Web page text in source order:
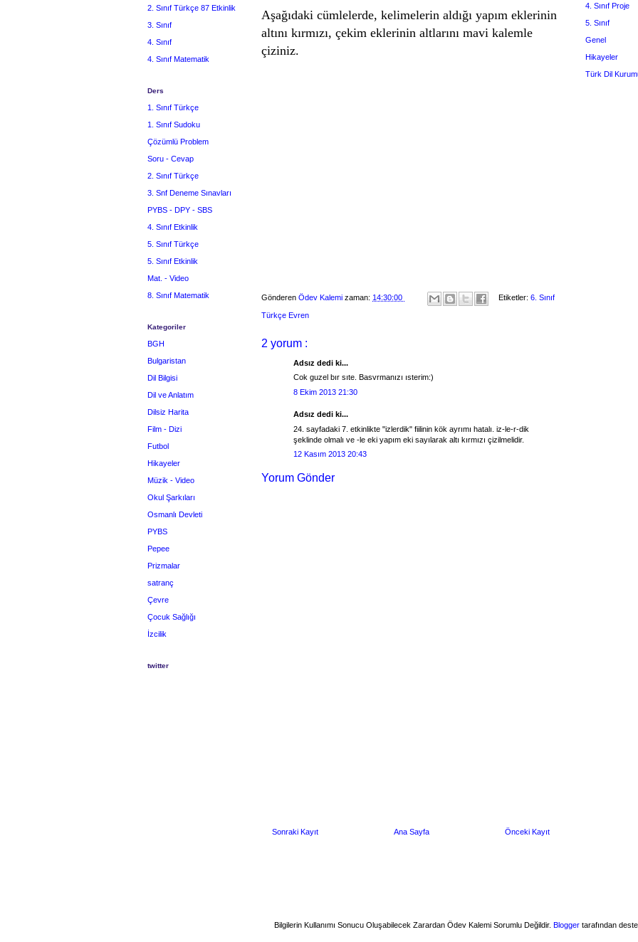
Aşağıdaki cümlelerde, kelimelerin aldığı yapım eklerinin
altını kırmızı, çekim eklerinin altlarını mavi kalemle
çiziniz.
Gönderen Ödev Kalemi zaman: 14:30:00 Etiketler: 6. Sınıf
Türkçe Evren
2 yorum :
Adsız dedi ki...
Cok guzel bır sıte. Basvrmanızı ısterim:)
8 Ekim 2013 21:30
Adsız dedi ki...
24. sayfadaki 7. etkinlikte "izlerdik" fiilinin kök ayrımı hatalı. iz-le-r-dik
şeklinde olmalı ve -le eki yapım eki sayılarak altı kırmızı çizilmelidir.
12 Kasım 2013 20:43
Yorum Gönder
Sonraki Kayıt Önceki Kayıt
Ana Sayfa
2. Sınıf Türkçe 87 Etkinlik
3. Sınıf
4. Sınıf
4. Sınıf Matematik
Ders
1. Sınıf Türkçe
1. Sınıf Sudoku
Çözümlü Problem
Soru - Cevap
2. Sınıf Türkçe
3. Snf Deneme Sınavları
PYBS - DPY - SBS
4. Sınıf Etkinlik
5. Sınıf Türkçe
5. Sınıf Etkinlik
Mat. - Video
8. Sınıf Matematik
Kategoriler
BGH
Bulgaristan
Dil Bilgisi
Dil ve Anlatım
Dilsiz Harita
Film - Dizi
Futbol
Hikayeler
Müzik - Video
Okul Şarkıları
Osmanlı Devleti
PYBS
Pepee
Prizmalar
satranç
Çevre
Çocuk Sağlığı
İzcilik
twitter
4. Sınıf Proje
5. Sınıf
Genel
Hikayeler
Türk Dil
Bilgilerin Kullanımı Sonucu Oluşabilecek Zarardan Ödev Kalemi Sorumlu Değildir. Bloggertarafından